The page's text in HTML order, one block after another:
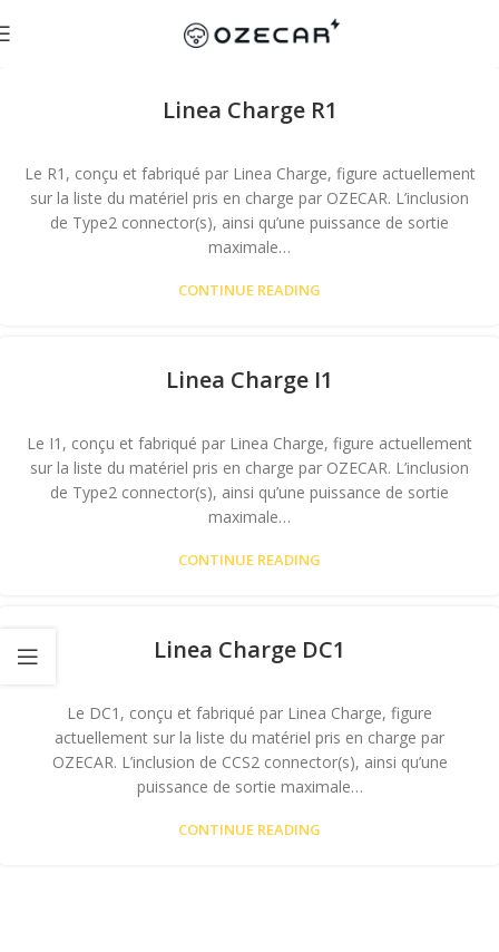
Linea Charge R1
Le R1, conçu et fabriqué par Linea Charge, figure actuellement
sur la liste du matériel pris en charge par OZECAR. L’inclusion
de Type2 connector(s), ainsi qu’une puissance de sortie
maximale…
CONTINUE READING
Linea Charge I1
Le I1, conçu et fabriqué par Linea Charge, figure actuellement
sur la liste du matériel pris en charge par OZECAR. L’inclusion
de Type2 connector(s), ainsi qu’une puissance de sortie
maximale…
CONTINUE READING
Linea Charge DC1
Le DC1, conçu et fabriqué par Linea Charge, figure
actuellement sur la liste du matériel pris en charge par
OZECAR. L’inclusion de CCS2 connector(s), ainsi qu’une
puissance de sortie maximale…
CONTINUE READING